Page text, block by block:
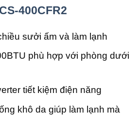
400CFR2
sưởi ấm và làm lạnh
phù hợp với phòng dưới
tiết kiệm điện năng
khô da giúp làm lạnh mà